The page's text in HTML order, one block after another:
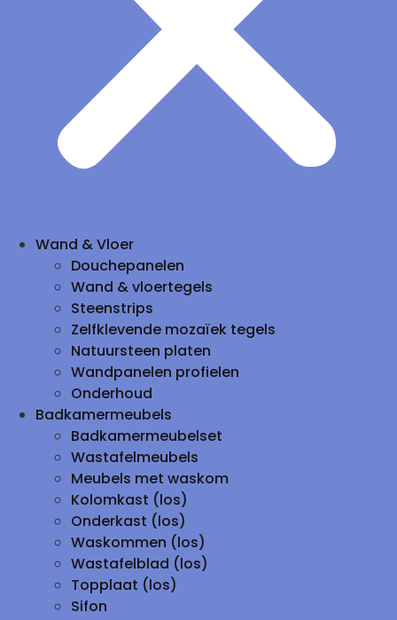
Wand & Vloer
Douchepanelen
Wand & vloertegels
Steenstrips
Zelfklevende mozaïek tegels
Natuursteen platen
Wandpanelen profielen
Onderhoud
Badkamermeubels
Badkamermeubelset
Wastafelmeubels
Meubels met waskom
Kolomkast (los)
Onderkast (los)
Waskommen (los)
Wastafelblad (los)
Topplaat (los)
Sifon